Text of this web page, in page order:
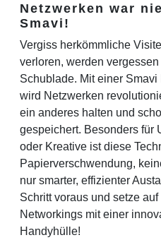
Netzwerken war
Smavi!
Vergiss herkömmliche
verloren, werden
Schublade. Mit einer
wird Netzwerken
ein anderes halten und
gespeichert. Besonders für
oder Kreative ist diese
Papierverschwendung,
nur smarter, effizienter
Schritt voraus und setze
Networkings mit einer
Handyhülle!